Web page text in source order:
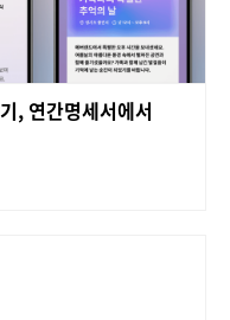
, 연간명세서에서